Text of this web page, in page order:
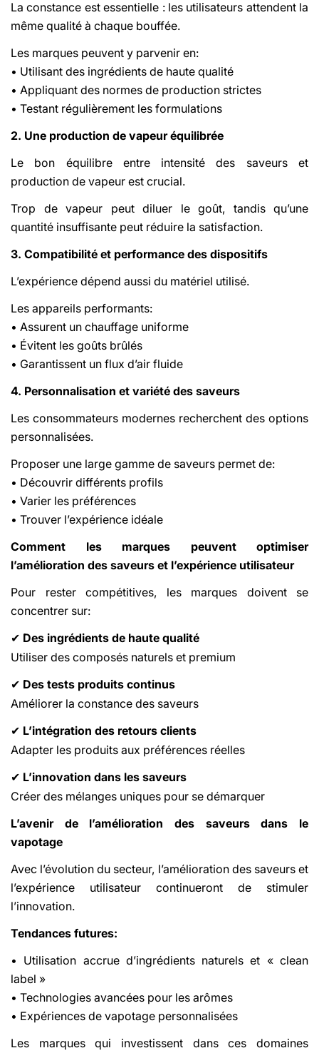
La constance est essentielle : les utilisateurs attendent la
même qualité à chaque bouffée.
Les marques peuvent y parvenir en:
• Utilisant des ingrédients de haute qualité
• Appliquant des normes de production strictes
• Testant régulièrement les formulations
2. Une production de vapeur équilibrée
Le bon équilibre entre intensité des saveurs et
production de vapeur est crucial.
Trop de vapeur peut diluer le goût, tandis qu’une
quantité insuffisante peut réduire la satisfaction.
3. Compatibilité et performance des dispositifs
L’expérience dépend aussi du matériel utilisé.
Les appareils performants:
• Assurent un chauffage uniforme
• Évitent les goûts brûlés
• Garantissent un flux d’air fluide
4. Personnalisation et variété des saveurs
Les consommateurs modernes recherchent des options
personnalisées.
Proposer une large gamme de saveurs permet de:
• Découvrir différents profils
• Varier les préférences
• Trouver l’expérience idéale
Comment les marques peuvent optimiser
l’amélioration des saveurs et l’expérience utilisateur
Pour rester compétitives, les marques doivent se
concentrer sur:
✔ Des ingrédients de haute qualité
Utiliser des composés naturels et premium
✔ Des tests produits continus
Améliorer la constance des saveurs
✔ L’intégration des retours clients
Adapter les produits aux préférences réelles
✔ L’innovation dans les saveurs
Créer des mélanges uniques pour se démarquer
L’avenir de l’amélioration des saveurs dans le
vapotage
Avec l’évolution du secteur, l’amélioration des saveurs et
l’expérience utilisateur continueront de stimuler
l’innovation.
Tendances futures:
• Utilisation accrue d’ingrédients naturels et « clean
label »
• Technologies avancées pour les arômes
• Expériences de vapotage personnalisées
Les marques qui investissent dans ces domaines
Share
on
Share
on
Pin
on